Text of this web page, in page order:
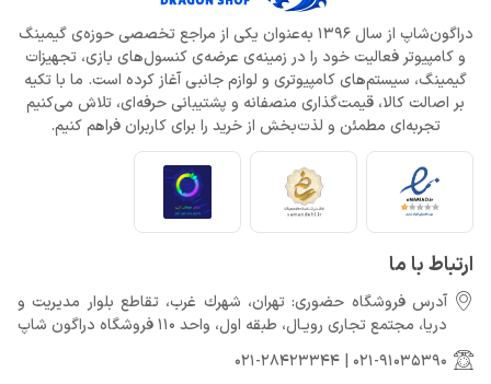
دراگون‌شاپ از سال 1396 به‌عنوان یکی از مراجع تخصصی حوزه‌ی گیمینگ
و کامپیوتر فعالیت خود را در زمینه‌ی عرضه‌ی کنسول‌های بازی، تجهیزات
گیمینگ، سیستم‌های کامپیوتری و لوازم جانبی آغاز کرده است. ما با تکیه
بر اصالت کالا، قیمت‌گذاری منصفانه و پشتیبانی حرفه‌ای، تلاش می‌کنیم
تجربه‌ای مطمئن و لذت‌بخش از خرید را برای کاربران فراهم کنیم.
ارتباط با ما
آدرس فروشگاه حضوری: تهران، شهرك غرب، تقاطع بلوار مدیریت و
دريا، مجتمع تجارى رويـال، طبقه اول، واحد 110 فروشگاه دراگون شاپ
021-91035390
|
021-28423344